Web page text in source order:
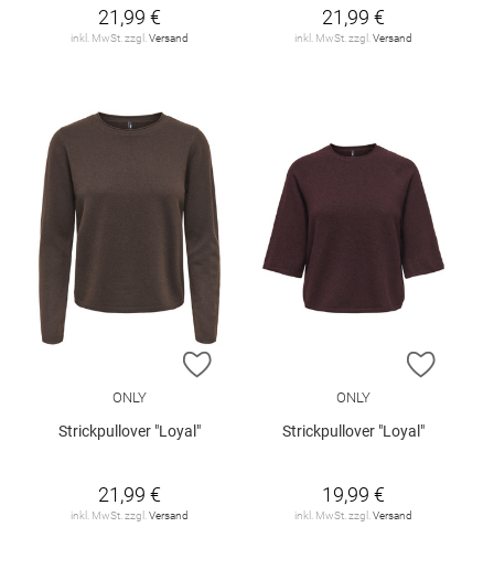
21,99 €
inkl. MwSt. zzgl.Versand
21,99 €
inkl. MwSt. zzgl.Versand
ZUR WUNSCHLISTE HINZUFÜGEN
ONLY
Strickpullover "Loyal"
21,99 €
inkl. MwSt. zzgl. Versand
ZUR
ONLY
Strickpullover "Loyal"
19,99 €
inkl. MwSt. zzgl. Versand